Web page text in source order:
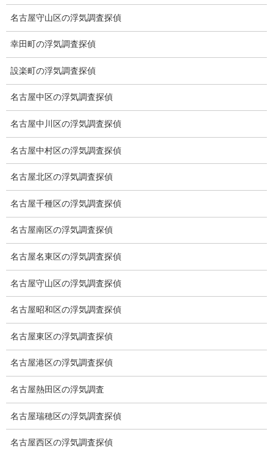
ご挨拶
システム
クーリング・オフ
ワンストップサービス
アフターフォロー
顧問弁護士のご案内
委任契約
低料金の理由
スキルの高さ＝高額料金？
適正料金
稼働制って何？
探偵
名古屋守山区の浮気調査探偵
幸田町の浮気調査探偵
設楽町の浮気調査探偵
名古屋中区の浮気調査探偵
名古屋中川区の浮気調査探偵
名古屋中村区の浮気調査探偵
名古屋北区の浮気調査探偵
名古屋千種区の浮気調査探偵
名古屋南区の浮気調査探偵
名古屋名東区の浮気調査探偵
名古屋守山区の浮気調査探偵
名古屋昭和区の浮気調査探偵
名古屋東区の浮気調査探偵
名古屋港区の浮気調査探偵
名古屋熱田区の浮気調査
名古屋瑞穂区の浮気調査探偵
名古屋西区の浮気調査探偵